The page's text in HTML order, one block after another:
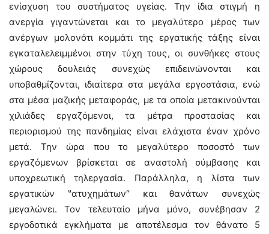
ενίσχυση του συστήματος υγείας. Την ίδια στιγμή η
ανεργία γιγαντώνεται και το μεγαλύτερο μέρος των
ανέργων μολονότι κομμάτι της εργατικής τάξης είναι
εγκαταλελειμμένοι στην τύχη τους, οι συνθήκες στους
χώρους δουλειάς συνεχώς επιδεινώνονται και
υποβαθμίζονται, ιδιαίτερα στα μεγάλα εργοστάσια, ενώ
στα μέσα μαζικής μεταφοράς, με τα οποία μετακινούνται
χιλιάδες εργαζόμενοι, τα μέτρα προστασίας και
περιορισμού της πανδημίας είναι ελάχιστα έναν χρόνο
μετά. Την ώρα που το μεγαλύτερο ποσοστό των
εργαζόμενων βρίσκεται σε αναστολή σύμβασης και
υποχρεωτική τηλεργασία. Παράλληλα, η λίστα των
εργατικών ‶ατυχημάτων“ και θανάτων συνεχώς
μεγαλώνει. Τον τελευταίο μήνα μόνο, συνέβησαν 2
εργοδοτικά εγκλήματα με αποτέλεσμα τον θάνατο 5